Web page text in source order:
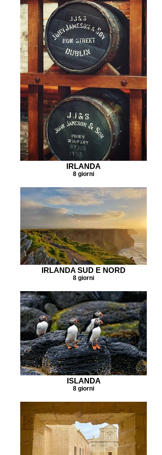
IRLANDA
8 giorni
IRLANDA SUD E NORD
8 giorni
ISLANDA
8 giorni